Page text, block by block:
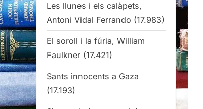
Les llunes i els calàpets,
Antoni Vidal Ferrando (17.983)
El soroll i la fúria, William
Faulkner (17.421)
Sants innocents a Gaza
(17.193)